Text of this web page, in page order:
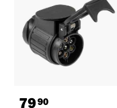
7990